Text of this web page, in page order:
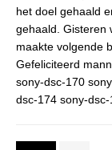
het doel gehaald
gehaald. Gisteren
maakte volgende
Gefeliciteerd
sony-dsc-170
dsc-174 sony-